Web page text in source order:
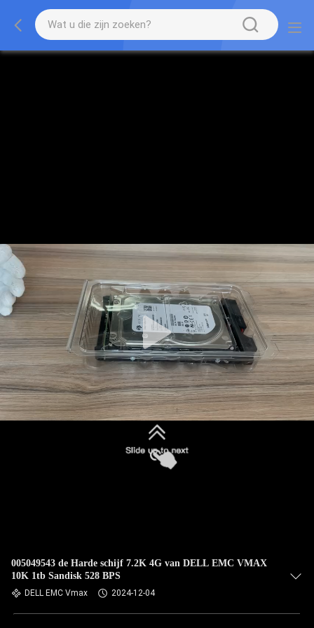
005049543 de Harde schijf 7.2K 4G van DELL EMC VMAX
10K 1tb Sandisk 528 BPS
DELL EMC Vmax 2024-12-04